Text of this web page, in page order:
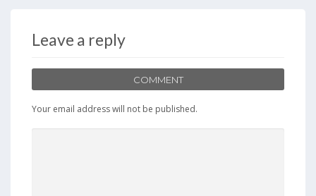
Leave a reply
COMMENT
Your email address will not be published.